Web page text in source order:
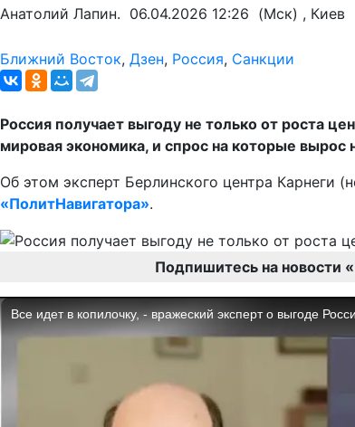
Анатолий Лапин. 06.04.2026 12:26 (Мск) , Киев
Ближний Восток, Дзен, Россия, Санкции
Россия получает выгоду не только от роста
мировая экономика, и спрос на которые вырос
Об этом эксперт Берлинского центра Карнеги
«ПолитНавигатора».
Подпишитесь на новости